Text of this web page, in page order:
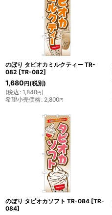
のぼり タピオカミルクティー TR-
082 [TR-082]
1,680 円 (税別)
(税込 : 1,848円)
希望小売価格: 2,800円
のぼり タピオカソフト TR-084 [TR-
084]